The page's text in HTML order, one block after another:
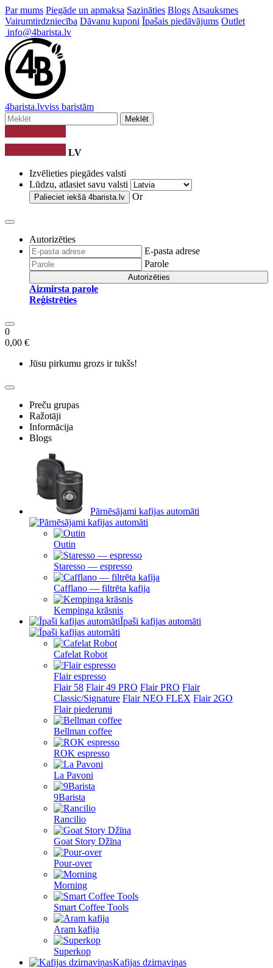
Par mums Piegāde un apmaksa Sazināties Blogs Atsauksmes
Vairumtirdzniecība Dāvanu kuponi Īpašais piedāvājums Outlet
info@4barista.lv
4barista.lvviss baristām
Meklēt
LV
Izvēlieties piegādes valsti
Lūdzu, atlasiet savu valsti
Palieciet iekšā 4barista.lv Or
Autorizēties
E-pasta adrese
Parole
Autorizēties
Aizmirsta parole
Reģistrēties
0
0,00 €
Jūsu pirkumu grozs ir tukšs!
Preču grupas
Ražotāji
Informācija
Blogs
Pārnēsājami kafijas automāti
Outin
Staresso — espresso
Cafflano — filtrēta kafija
Kempinga krāsnis
Īpaši kafijas automāti
Cafelat Robot
Flair espresso
Flair 58 Flair 49 PRO Flair PRO Flair
Classic/Signature Flair NEO FLEX Flair 2GO
Flair piederumi
Bellman coffee
ROK espresso
La Pavoni
9Barista
Rancilio
Goat Story Džīna
Pour-over
Morning
Smart Coffee Tools
Aram kafija
Superkop
Kafijas dzirnaviņas